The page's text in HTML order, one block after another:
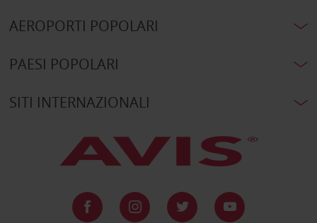
AEROPORTI POPOLARI
PAESI POPOLARI
SITI INTERNAZIONALI